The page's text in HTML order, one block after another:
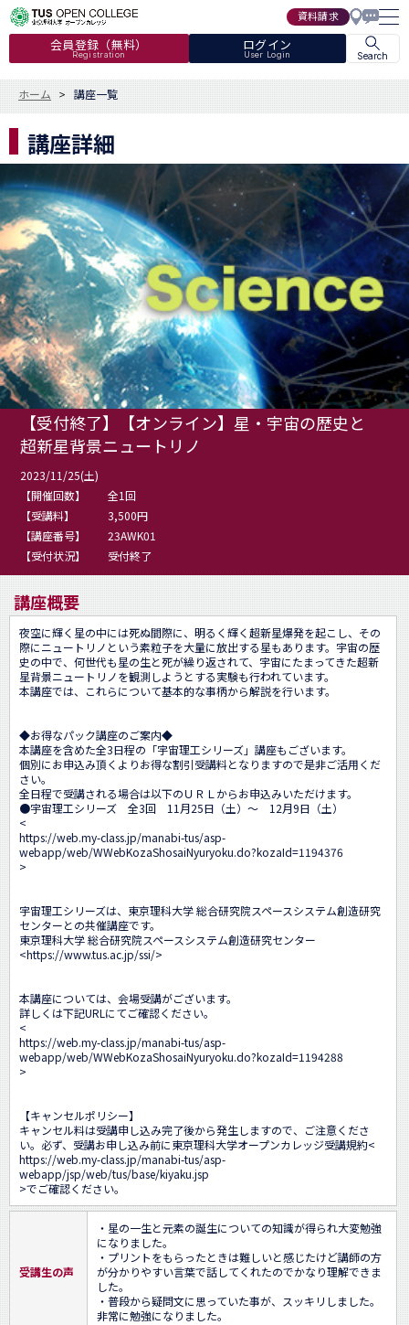
資料請求
会員登録（無料）
Registration
ログイン
User Login Search
ホーム 講座一覧
講座詳細
【受付終了】【オンライン】星・宇宙の歴史と
超新星背景ニュートリノ
2023/11/25(土)
【開催回数】
全1回
【受講料】
3,500円
【講座番号】
23AWK01
【受付状況】
受付終了
講座概要
夜空に輝く星の中には死ぬ間際に、明るく輝く超新星爆発を起こし、その
際にニュートリノという素粒子を大量に放出する星もあります。宇宙の歴
史の中で、何世代も星の生と死が繰り返されて、宇宙にたまってきた超新
星背景ニュートリノを観測しようとする実験も行われています。
本講座では、これらについて基本的な事柄から解説を行います。
◆お得なパック講座のご案内◆
本講座を含めた全3日程の「宇宙理工シリーズ」講座もございます。
個別にお申込み頂くよりお得な割引受講料となりますので是非ご活用くだ
さい。
全日程で受講される場合は以下のＵＲＬからお申込みいただけます。
●宇宙理工シリーズ　全3回　11月25日（土）～　12月9日（土）
<
https://web.my-class.jp/manabi-tus/asp-
webapp/web/WWebKozaShosaiNyuryoku.do?kozaId=1194376
>
宇宙理工シリーズは、東京理科大学 総合研究院スペースシステム創造研究
センターとの共催講座です。
東京理科大学 総合研究院スペースシステム創造研究センター
<https://www.tus.ac.jp/ssi/>
本講座については、会場受講がございます。
詳しくは下記URLにてご確認ください。
<
https://web.my-class.jp/manabi-tus/asp-
webapp/web/WWebKozaShosaiNyuryoku.do?kozaId=1194288
>
【キャンセルポリシー】
キャンセル料は受講申し込み完了後から発生しますので、ご注意くださ
い。必ず、受講お申し込み前に東京理科大学オープンカレッジ受講規約<
https://web.my-class.jp/manabi-tus/asp-
webapp/jsp/web/tus/base/kiyaku.jsp
>でご確認ください。
受講生の声
・星の一生と元素の誕生についての知識が得られ大変勉強
になりました。
・プリントをもらったときは難しいと感じたけど講師の方
が分かりやすい言葉で話してくれたのでかなり理解できま
した。
・普段から疑問文に思っていた事が、スッキリしました。
非常に勉強になりました。